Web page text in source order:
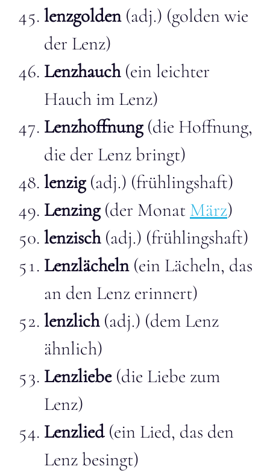
lenzgolden(adj.) (golden wie
der Lenz)
Lenzhauch(ein leichter
Hauch im Lenz)
Lenzhoffnung(die Hoffnung,
die der Lenz bringt)
lenzig(adj.) (frühlingshaft)
Lenzing(der Monat März)
lenzisch(adj.) (frühlingshaft)
Lenzlächeln(ein Lächeln, das
an den Lenz erinnert)
lenzlich(adj.) (dem Lenz
ähnlich)
Lenzliebe(die Liebe zum
Lenz)
Lenzlied(ein Lied, das den
Lenz besingt)